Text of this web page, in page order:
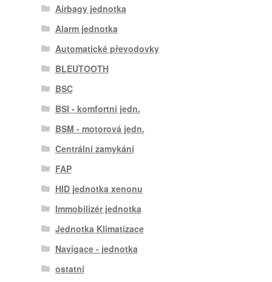
Airbagy jednotka
Alarm jednotka
Automatické převodovky
BLEUTOOTH
BSC
BSI - komfortní jedn.
BSM - motorová jedn.
Centrální zamykání
FAP
HID jednotka xenonu
Immobilizér jednotka
Jednotka Klimatizace
Navigace - jednotka
ostatní